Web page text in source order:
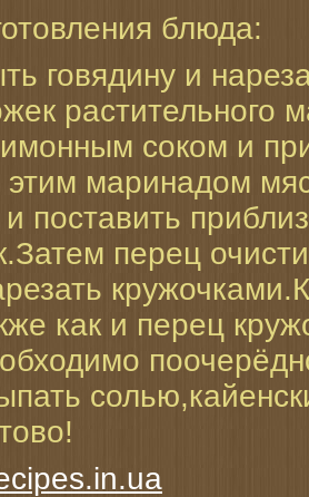
блюда:
говядину и
растительного
соком и
этим маринадом
поставить
перец
как и перец